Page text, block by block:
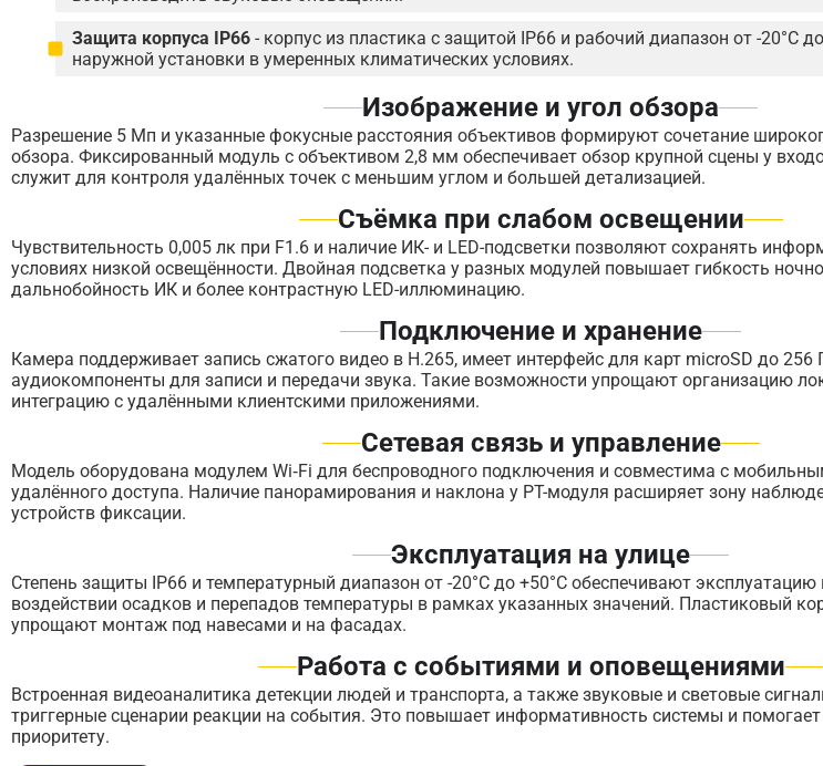
Защита корпуса IP66 - корпус из пластика с защитой IP66 и рабочий диапазон от -20°C
наружной установки в умеренных климатических условиях.
Изображение и угол обзора
Разрешение 5 Мп и указанные фокусные расстояния объективов формируют сочетание
обзора. Фиксированный модуль с объективом 2,8 мм обеспечивает обзор крупной сцены у
служит для контроля удалённых точек с меньшим углом и большей детализацией.
Съёмка при слабом освещении
Чувствительность 0,005 лк при F1.6 и наличие ИК- и LED-подсветки позволяют сохранять
условиях низкой освещённости. Двойная подсветка у разных модулей повышает гибкость
дальнобойность ИК и более контрастную LED-иллюминацию.
Подключение и хранение
Камера поддерживает запись сжатого видео в H.265, имеет интерфейс для карт microSD до 256
аудиокомпоненты для записи и передачи звука. Такие возможности упрощают организацию
интеграцию с удалёнными клиентскими приложениями.
Сетевая связь и управление
Модель оборудована модулем Wi‑Fi для беспроводного подключения и совместима с
удалённого доступа. Наличие панорамирования и наклона у PT-модуля расширяет зону
устройств фиксации.
Эксплуатация на улице
Степень защиты IP66 и температурный диапазон от -20°C до +50°C обеспечивают
воздействии осадков и перепадов температуры в рамках указанных значений. Пластиковый
упрощают монтаж под навесами и на фасадах.
Работа с событиями и оповещениями
Встроенная видеоаналитика детекции людей и транспорта, а также звуковые и световые
триггерные сценарии реакции на события. Это повышает информативность системы и
приоритету.